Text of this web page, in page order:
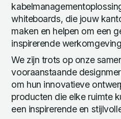
whiteboards, die jouw
maken en helpen om een
inspirerende
We zijn trots op onze
vooraanstaande
om hun innovatieve
producten die elke ruimte
een inspirerende en